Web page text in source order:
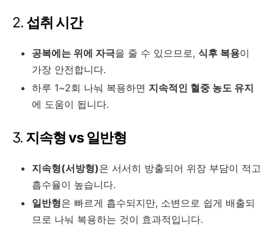
2. 섭취 시간
공복에는 위에 자극을 줄 수 있으므로, 식후 복용이
가장 안전합니다.
하루 1~2회 나눠 복용하면 지속적인 혈중 농도 유지
에 도움이 됩니다.
3. 지속형 vs 일반형
지속형(서방형)은 서서히 방출되어 위장 부담이 적고
흡수율이 높습니다.
일반형은 빠르게 흡수되지만, 소변으로 쉽게 배출되
므로 나눠 복용하는 것이 효과적입니다.